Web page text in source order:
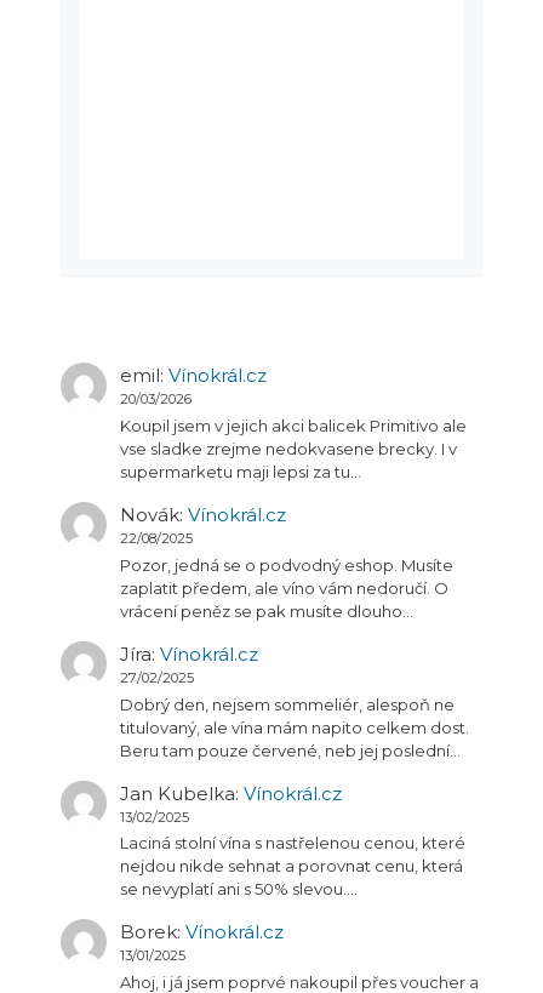
emil: Vínokrál.cz
20/03/2026
Koupil jsem v jejich akci balicek Primitivo ale
vse sladke zrejme nedokvasene brecky. I v
supermarketu maji lepsi za tu…
Novák: Vínokrál.cz
22/08/2025
Pozor, jedná se o podvodný eshop. Musíte
zaplatit předem, ale víno vám nedoručí. O
vrácení peněz se pak musíte dlouho…
Jíra: Vínokrál.cz
27/02/2025
Dobrý den, nejsem sommeliér, alespoň ne
titulovaný, ale vína mám napito celkem dost.
Beru tam pouze červené, neb jej poslední…
Jan Kubelka: Vínokrál.cz
13/02/2025
Laciná stolní vína s nastřelenou cenou, které
nejdou nikde sehnat a porovnat cenu, která
se nevyplatí ani s 50% slevou.…
Borek: Vínokrál.cz
13/01/2025
Ahoj, i já jsem poprvé nakoupil přes voucher a